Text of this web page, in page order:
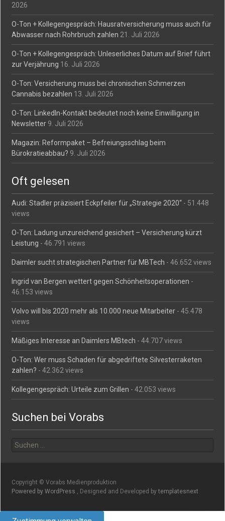
2026
O-Ton + Kollegengespräch: Hausratversicherung muss auch für
Abwasser nach Rohrbruch zahlen 21. Juli 2026
O-Ton + Kollegengespräch: Unleserliches Datum auf Brief führt
zur Verjährung 16. Juli 2026
O-Ton: Versicherung muss bei chronischen Schmerzen
Cannabis bezahlen 13. Juli 2026
O-Ton: LinkedIn-Kontakt bedeutet noch keine Einwilligung in
Newsletter 9. Juli 2026
Magazin: Reformpaket – Befreiungsschlag beim
Bürokratieabbau? 9. Juli 2026
Oft gelesen
Audi: Stadler präzisiert Eckpfeiler für „Strategie 2020“ - 51.448
views
O-Ton: Ladung unzureichend gesichert – Versicherung kürzt
Leistung - 46.791 views
Daimler sucht strategischen Partner für MBTech - 46.652 views
Ingrid van Bergen wettert gegen Schönheitsoperationen -
46.153 views
Volvo will bis 2020 mehr als 10.000 neue Mitarbeiter - 45.478
views
Mäßiges Interesse an Daimlers MBtech - 44.707 views
O-Ton: Wer muss Schaden für abgedriftete Silvesterraketen
zahlen? - 42.362 views
Kollegengespräch: Urteile zum Grillen - 42.053 views
Suchen bei Vorabs
nach:
Copyright © Vorabs Medienproduktion
Powered by WordPress
, Designed and Developed bytemplatesnext